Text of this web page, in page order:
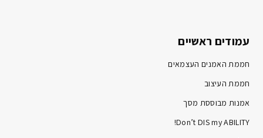
עמודים ראשיים
חממת האמנים העצמאים
חממת העיצוב
אמנות מבוססת מסך
Don’t DIS my ABILITY!